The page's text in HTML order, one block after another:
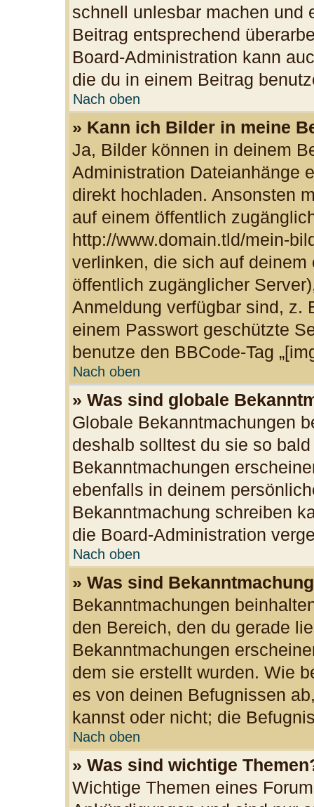
schnell unlesbar machen und
Beitrag entsprechend
Board-Administration kann
die du in einem Beitrag
Nach oben
» Kann ich Bilder in meine
Ja, Bilder können in deinem
Administration Dateianhänge
direkt hochladen. Ansonsten
auf einem öffentlich
http://www.domain.tld/mein-
verlinken, die sich auf
öffentlich zugänglicher
Anmeldung verfügbar sind, z.
einem Passwort geschützte
benutze den BBCode-Tag
Nach oben
» Was sind globale
Globale Bekanntmachungen
deshalb solltest du sie so
Bekanntmachungen
ebenfalls in deinem
Bekanntmachung schreiben
die Board-Administration
Nach oben
» Was sind
Bekanntmachungen
den Bereich, den du gerade
Bekanntmachungen
dem sie erstellt wurden. Wie
es von deinen Befugnissen
kannst oder nicht; die
Nach oben
» Was sind wichtige
Wichtige Themen eines